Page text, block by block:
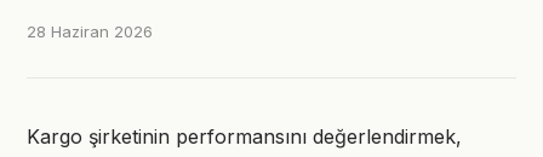
28 Haziran 2026
Kargo şirketinin performansını değerlendirmek,